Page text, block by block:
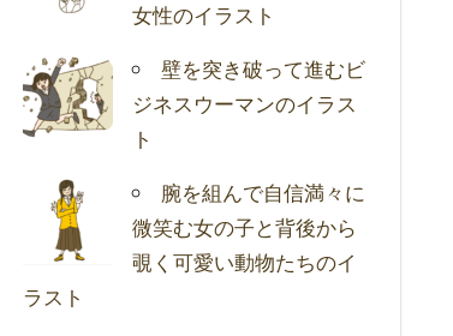
女性のイラスト
壁を突き破って進むビ
ジネスウーマンのイラス
ト
腕を組んで自信満々に
微笑む女の子と背後から
覗く可愛い動物たちのイ
ラスト